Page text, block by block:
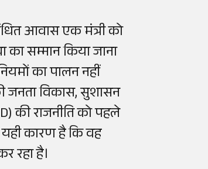
आवास एक मंत्री को
सम्मान किया जाना
का पालन नहीं
जनता विकास, सुशासन
की राजनीति को पहले
यही कारण है कि वह
रहा है।